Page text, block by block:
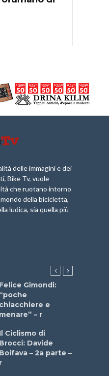
delle immagini e dei
Bike Tv, vuole
che ruotano intorno
della bicicletta,
ludica, sia quella più
Felice Gimondi:
“poche
chiacchiere e
menare” – r
Il Ciclismo di
Brocci: Davide
Boifava – 2a parte –
r